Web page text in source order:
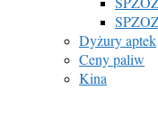
Dyżury aptek
Ceny paliw
Kina